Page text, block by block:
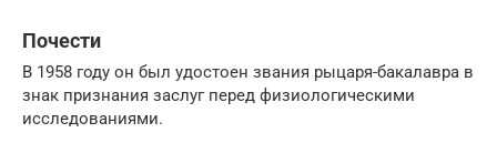
Почести
В 1958 году он был удостоен звания рыцаря-бакалавра в
знак признания заслуг перед физиологическими
исследованиями.